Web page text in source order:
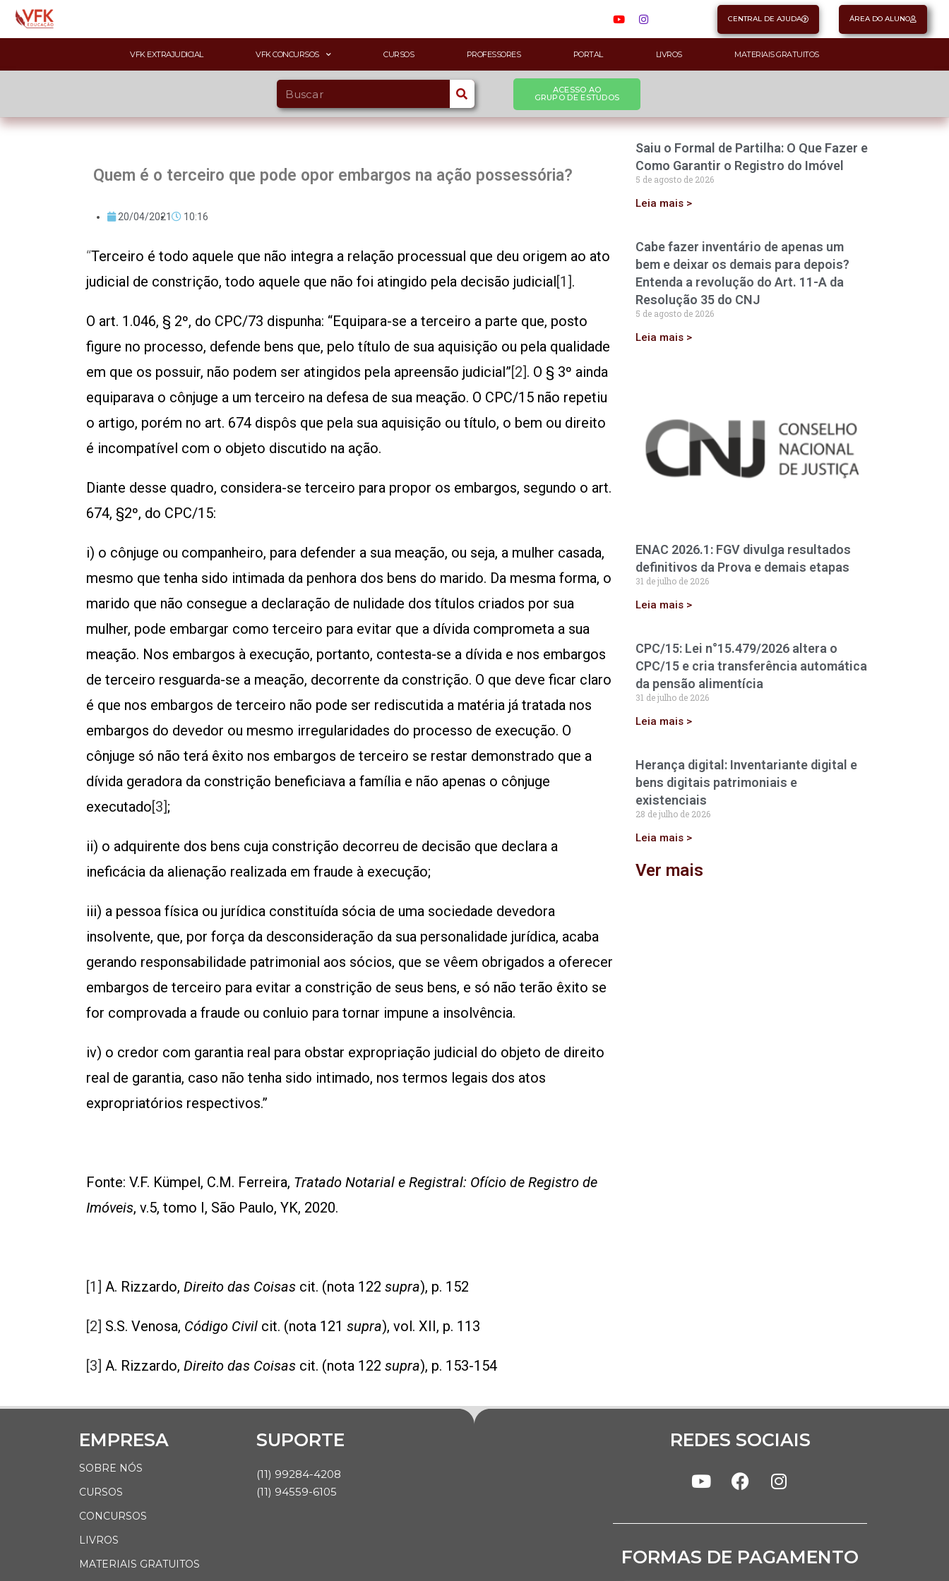
CENTRAL DE AJUDA ÁREA DO ALUNO
VFK EXTRAJUDICIAL VFK CONCURSOS CURSOS PROFESSORES PORTAL LIVROS MATERIAIS GRATUITOS
ACESSO AO
GRUPO DE ESTUDOS
Quem é o terceiro que pode opor embargos na ação possessória?
20/04/2021 10:16
“Terceiro é todo aquele que não integra a relação processual que deu origem ao ato
judicial de constrição, todo aquele que não foi atingido pela decisão judicial[1].
O art. 1.046, § 2º, do CPC/73 dispunha: “Equipara-se a terceiro a parte que, posto
figure no processo, defende bens que, pelo título de sua aquisição ou pela qualidade
em que os possuir, não podem ser atingidos pela apreensão judicial”[2]. O § 3º ainda
equiparava o cônjuge a um terceiro na defesa de sua meação. O CPC/15 não repetiu
o artigo, porém no art. 674 dispôs que pela sua aquisição ou título, o bem ou direito
é incompatível com o objeto discutido na ação.
Diante desse quadro, considera-se terceiro para propor os embargos, segundo o art.
674, §2º, do CPC/15:
i) o cônjuge ou companheiro, para defender a sua meação, ou seja, a mulher casada,
mesmo que tenha sido intimada da penhora dos bens do marido. Da mesma forma, o
marido que não consegue a declaração de nulidade dos títulos criados por sua
mulher, pode embargar como terceiro para evitar que a dívida comprometa a sua
meação. Nos embargos à execução, portanto, contesta-se a dívida e nos embargos
de terceiro resguarda-se a meação, decorrente da constrição. O que deve ficar claro
é que nos embargos de terceiro não pode ser rediscutida a matéria já tratada nos
embargos do devedor ou mesmo irregularidades do processo de execução. O
cônjuge só não terá êxito nos embargos de terceiro se restar demonstrado que a
dívida geradora da constrição beneficiava a família e não apenas o cônjuge
executado[3];
ii) o adquirente dos bens cuja constrição decorreu de decisão que declara a
ineficácia da alienação realizada em fraude à execução;
iii) a pessoa física ou jurídica constituída sócia de uma sociedade devedora
insolvente, que, por força da desconsideração da sua personalidade jurídica, acaba
gerando responsabilidade patrimonial aos sócios, que se vêem obrigados a oferecer
embargos de terceiro para evitar a constrição de seus bens, e só não terão êxito se
for comprovada a fraude ou conluio para tornar impune a insolvência.
iv) o credor com garantia real para obstar expropriação judicial do objeto de direito
real de garantia, caso não tenha sido intimado, nos termos legais dos atos
expropriatórios respectivos.”
Fonte: V.F. Kümpel, C.M. Ferreira, Tratado Notarial e Registral: Ofício de Registro de
Imóveis, v.5, tomo I, São Paulo, YK, 2020.
[1] A. Rizzardo, Direito das Coisas cit. (nota 122 supra), p. 152
[2] S.S. Venosa, Código Civil cit. (nota 121 supra), vol. XII, p. 113
[3] A. Rizzardo, Direito das Coisas cit. (nota 122 supra), p. 153-154
Saiu o Formal de Partilha: O Que Fazer e
Como Garantir o Registro do Imóvel
5 de agosto de 2026
Leia mais >
Cabe fazer inventário de apenas um
bem e deixar os demais para depois?
Entenda a revolução do Art. 11-A da
Resolução 35 do CNJ
5 de agosto de 2026
Leia mais >
ENAC 2026.1: FGV divulga resultados
definitivos da Prova e demais etapas
31 de julho de 2026
Leia mais >
CPC/15: Lei n°15.479/2026 altera o
CPC/15 e cria transferência automática
da pensão alimentícia
31 de julho de 2026
Leia mais >
Herança digital: Inventariante digital e
bens digitais patrimoniais e
existenciais
28 de julho de 2026
Leia mais >
Ver mais
EMPRESA
SOBRE NÓS
CURSOS
CONCURSOS
LIVROS
MATERIAIS GRATUITOS
SUPORTE
(11) 99284-4208
(11) 94559-6105
REDES SOCIAIS
FORMAS DE PAGAMENTO